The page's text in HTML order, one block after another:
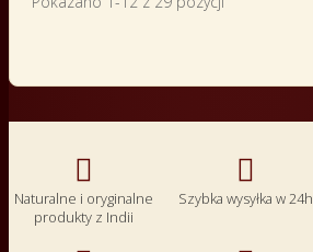

Naturalne i oryginalne
produkty z Indii

Szybka wysyłka w 24h